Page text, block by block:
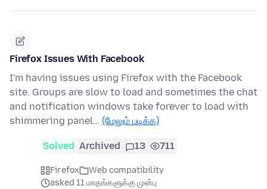
Firefox Issues With Facebook
I'm having issues using Firefox with the Facebook
site. Groups are slow to load and sometimes the chat
and notification windows take forever to load with
shimmering panel… (மேலும் படிக்க)
Solved Archived 13 711
Firefox
Web compatibility
asked 11 மாதங்களுக்கு முன்பு